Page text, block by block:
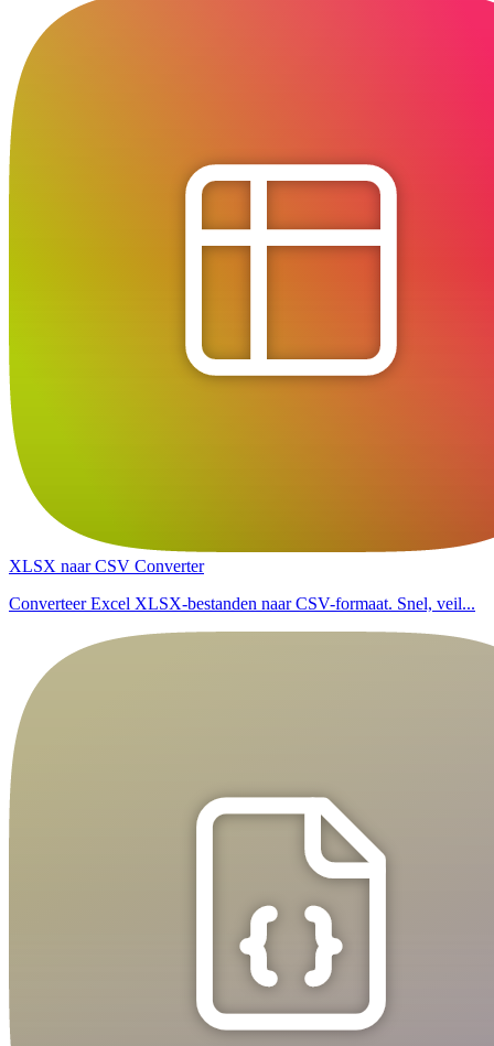
XLSX naar CSV Converter
Converteer Excel XLSX-bestanden naar CSV-formaat. Snel, veil...